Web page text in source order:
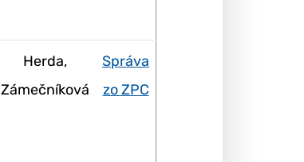
Herda,
Zámečníková
Správa
zo ZPC